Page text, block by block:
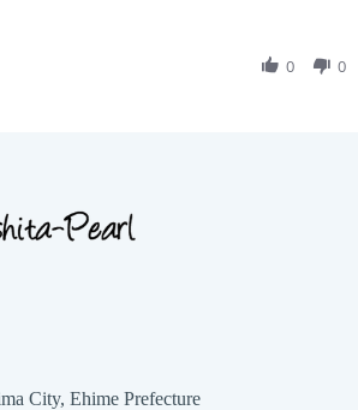
0 0
City, Ehime Prefecture